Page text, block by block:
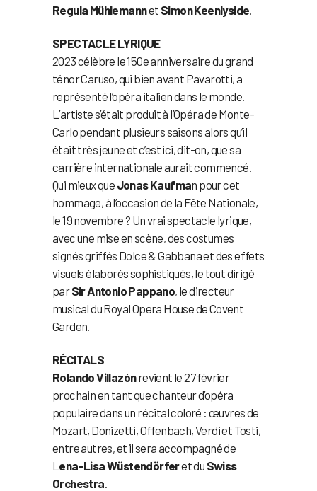
Regula Mühlemannet Simon Keenlyside
SPECTACLE LYRIQUE
2023 célèbre le 150e anniversaire du grand
ténor Caruso, qui bien avant Pavarotti, a
représenté l’opéra italien dans le monde.
L’artiste s’était produit à l’Opéra de Monte-
Carlo pendant plusieurs saisons alors qu’il
était très jeune et c’est ici, dit-on, que sa
carrière internationale aurait commencé.
Qui mieux que Jonas Kaufman pour cet
hommage, à l’occasion de la Fête Nationale,
le 19 novembre ? Un vrai spectacle lyrique,
avec une mise en scène, des costumes
signés griffés Dolce & Gabbana et des effets
visuels élaborés sophistiqués, le tout dirigé
parSir Antonio Pappano, le directeur
musical du Royal Opera House de Covent
Garden.
RÉCITALS
Rolando Villazónrevient le 27 février
prochain en tant que chanteur d’opéra
populaire dans un récital coloré : œuvres de
Mozart, Donizetti, Offenbach, Verdi et Tosti,
entre autres, et il sera accompagné de
L ena-Lisa Wüstendörferet du Swiss
Orchestra